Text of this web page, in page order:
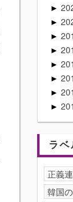
►
►
►
►
►
►
►
►
ラ
正義
韓国